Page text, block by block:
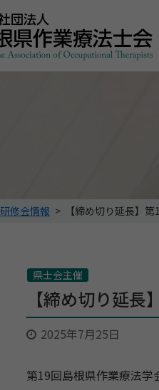
研修会情報 > 【締め切り延長】
県士会主催
【締め切り延
2025年7月25日
第19回島根県作業療法学